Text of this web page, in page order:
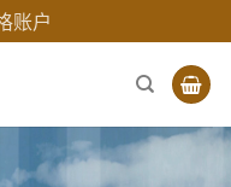
账户